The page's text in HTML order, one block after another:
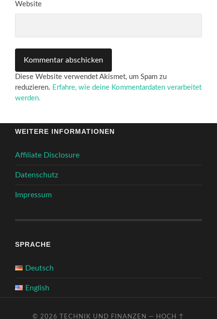
Website
Diese Website verwendet Akismet, um Spam zu
reduzieren. Erfahre, wie deine Kommentardaten verarbeitet
werden.
WEITERE INFORMATIONEN
Affiliate Disclosure
Datenschutz
Impressum
SPRACHE
Deutsch
English
© 2026 TECHNIK UND FINANZEN — HOCH ↑